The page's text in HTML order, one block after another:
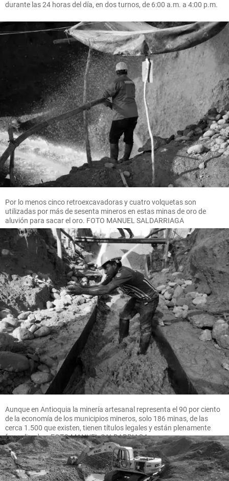
durante las 24 horas del día, en dos turnos, de 6:00 a.m. a 4:00 p.m.
Por lo menos cinco retroexcavadoras y cuatro volquetas son
utilizadas por más de sesenta mineros en estas minas de oro de
aluvión para sacar el oro. FOTO MANUEL SALDARRIAGA
Aunque en Antioquia la minería artesanal representa el 90 por ciento
de la economía de los municipios mineros, solo 186 minas, de las
cerca 1.500 que existen, tienen títulos legales y están plenamente
formalizadas. FOTO MANUEL SALDARRIAGA